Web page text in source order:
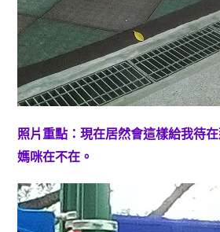
照片重點：現在居然會這樣給我待
媽咪在不在。